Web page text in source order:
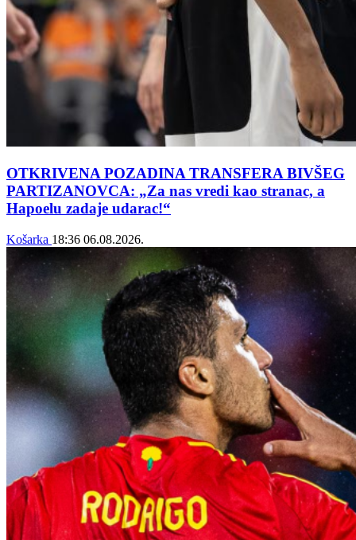
OTKRIVENA POZADINA TRANSFERA BIVŠEG
PARTIZANOVCA: „Za nas vredi kao stranac, a
Hapoelu zadaje udarac!“
Košarka 18:36 06.08.2026.